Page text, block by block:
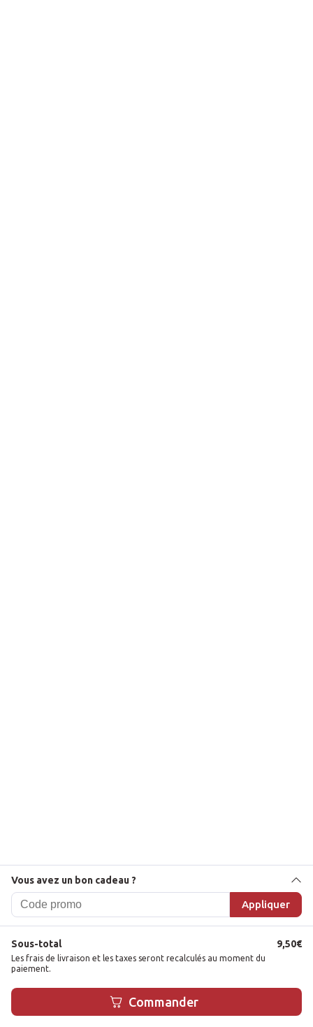
Vous avez un bon cadeau ?
Appliquer
Sous-total 9,50€
Les frais de livraison et les taxes seront recalculés au moment du
paiement.
Commander